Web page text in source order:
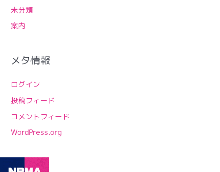
未分類
案内
メタ情報
ログイン
投稿フィード
コメントフィード
WordPress.org